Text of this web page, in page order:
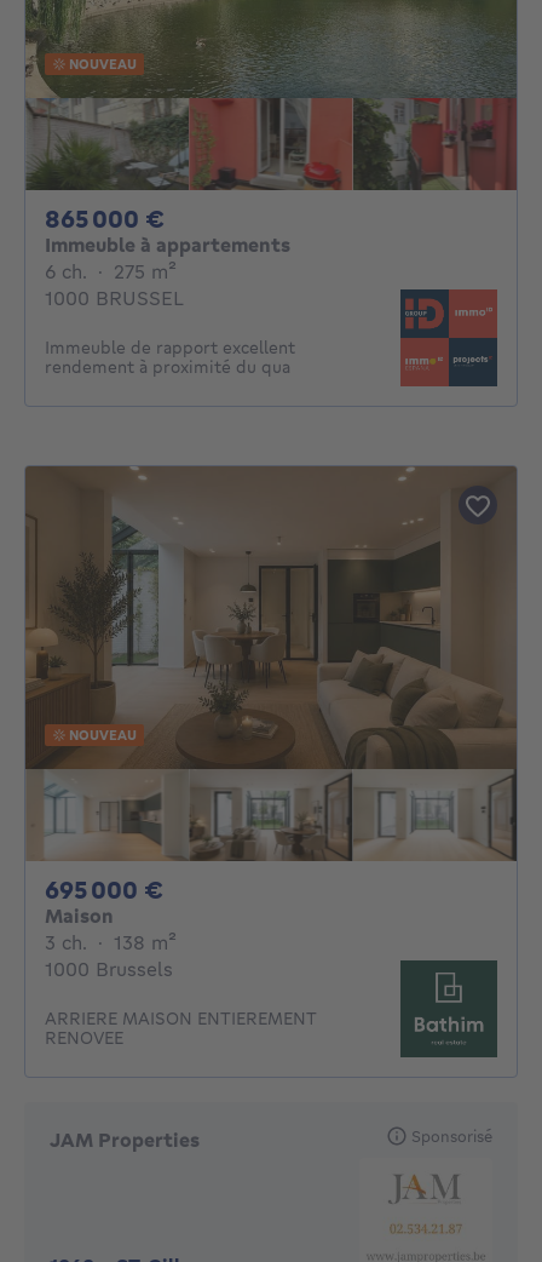
NOUVEAU
865 000 €
Immeuble à appartements
6 ch. 6 chambres
· 275 m²
1000 BRUSSEL
Immeuble de rapport excellent
rendement à proximité du qua
NOUVEAU
695 000 €
Maison
3 ch. 3 chambres
· 138 m²
1000 Brussels
ARRIERE MAISON ENTIEREMENT
RENOVEE
JAM Properties Sponsorisé